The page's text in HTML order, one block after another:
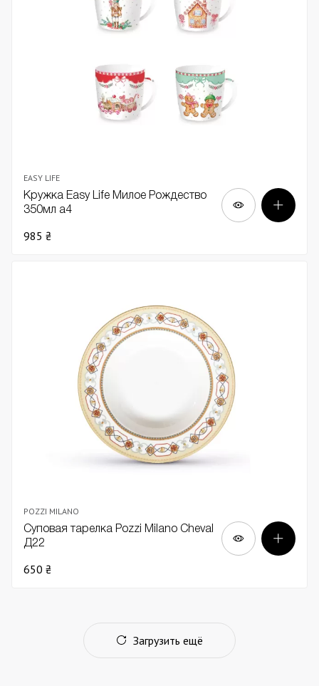
EASY LIFE
Кружка Easy Life Милое Рождество
350мл а4
985 ₴
POZZI MILANO
Суповая тарелка Pozzi Milano Cheval
Д22
650 ₴
Загрузить ещё